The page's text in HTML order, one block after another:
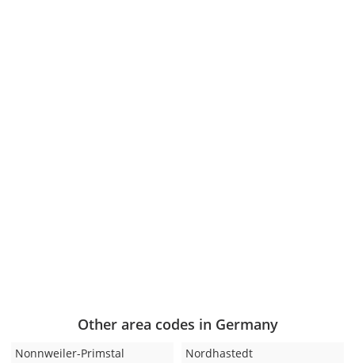
Other area codes in Germany
Nonnweiler-Primstal Nordhastedt